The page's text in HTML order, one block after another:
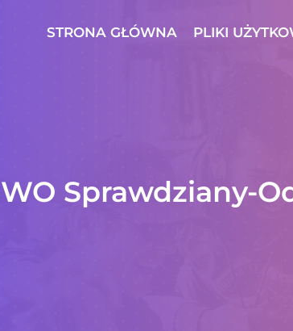
STRONA GŁÓWNA PLIKI
Sprawdziany-